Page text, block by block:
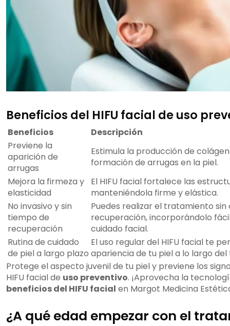
Beneficios del HIFU facial de uso
Beneficios
Descripción
Previene la
aparición de
arrugas
Estimula la producción de
formación de arrugas en la piel.
Mejora la firmeza y
elasticidad
El HIFU facial fortalece las
manteniéndola firme y elástica.
No invasivo y sin
tiempo de
recuperación
Puedes realizar el tratamiento
recuperación, incorporándolo
cuidado facial.
Rutina de cuidado
de piel a largo plazo
El uso regular del HIFU facial te
apariencia de tu piel a lo largo del
Protege el aspecto juvenil de tu piel y previene los
HIFU facial de uso preventivo. ¡Aprovecha la
beneficios del HIFU facial en Margot Medicina
¿A qué edad empezar con el